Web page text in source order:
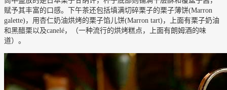
赋予其丰富的口感。下午茶还包括填满切碎栗子的栗子薄饼(Marron
galette)，用杏仁奶油烘烤的栗子馅儿饼(Marron tart)，上面有栗子奶油
和黑醋栗以及canelé，（一种流行的烘烤糕点，上面有朗姆酒的味
道）。